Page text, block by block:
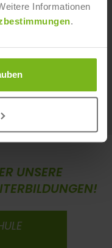
Informationen
.
ich bin 21 Jahre alt
ich überhaupt
die X Games über
UNSERE